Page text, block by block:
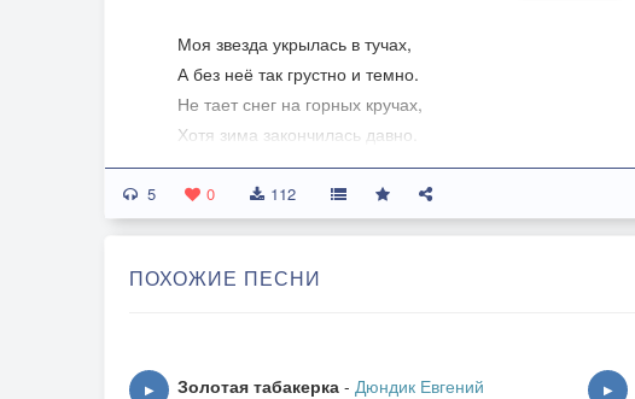
Моя звезда укрылась в тучах,
А без неё так грустно и темно.
Не тает снег на горных кручах,
Хотя зима закончилась давно.
Когда рассвет приходит незаметно
И разгоняет сумрак ночи по углам,
Не разглядеть уже звезды заветной,
Уже не вырваться из заколдованного круга
5 0 112
ПОХОЖИЕ ПЕСНИ
▶ Золотая табакерка - Дюндик Евгений ▶